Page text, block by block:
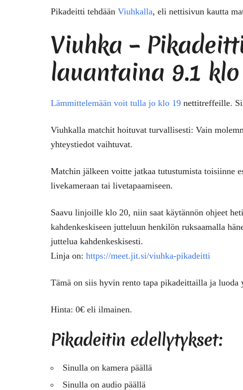
Pikadeitti tehdään Viuhkalla, eli nettisivun kautta
Viuhka –
lauantaina 9.1
Lämmittelemään voit tulla jo klo 19 nettitreffeille.
Viuhkalla matchit hoituvat turvallisesti: Vain
yhteystiedot vaihtuvat.
Matchin jälkeen voitte jatkaa tutustumista toisiinne
livekameraan tai livetapaamiseen.
Saavu linjoille klo 20, niin saat käytännön ohjeet
kahdenkeskiseen jutteluun henkilön ruksaamalla
juttelua kahdenkeskisesti.
Linja on: https://meet.jit.si/viuhka-pikadeitti
Tämä on siis hyvin rento tapa pikadeittailla ja
Hinta: 0€ eli ilmainen.
Pikadeitin edellytykset:
Sinulla on kamera päällä
Sinulla on audio päällä